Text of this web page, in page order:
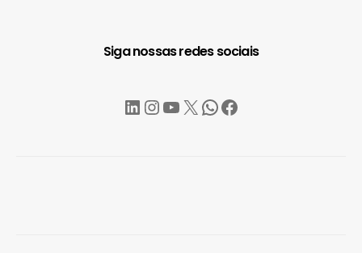
Siga nossas redes sociais
LinkedIn
Instagram
YouTube
X WhatsApp
Facebook